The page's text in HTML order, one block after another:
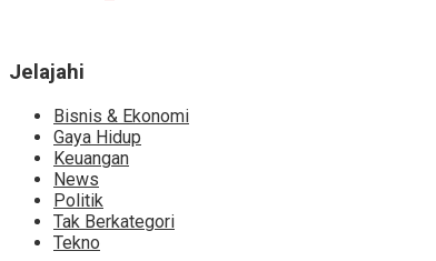
Jelajahi
Bisnis & Ekonomi
Gaya Hidup
Keuangan
News
Politik
Tak Berkategori
Tekno